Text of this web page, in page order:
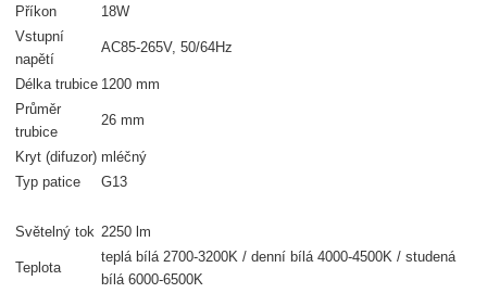
Příkon
18W
Vstupní
napětí
AC85-265V, 50/64Hz
Délka trubice 1200 mm
Průměr
trubice
26 mm
Kryt (difuzor) mléčný
Typ patice
G13
Světelný tok 2250 lm
Teplota
teplá bílá 2700-3200K / denní bílá 4000-4500K / studená
bílá 6000-6500K